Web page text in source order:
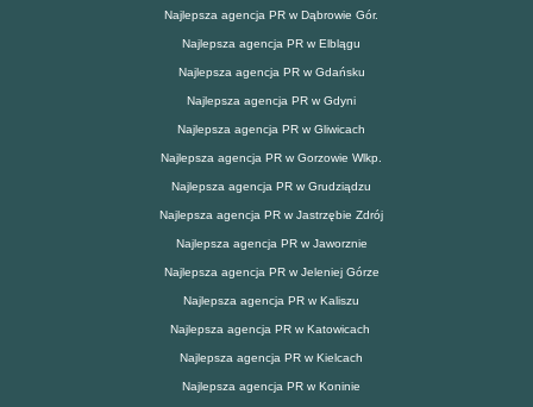
Najlepsza agencja PR w Dąbrowie Gór.
Najlepsza agencja PR w Elblągu
Najlepsza agencja PR w Gdańsku
Najlepsza agencja PR w Gdyni
Najlepsza agencja PR w Gliwicach
Najlepsza agencja PR w Gorzowie Wlkp.
Najlepsza agencja PR w Grudziądzu
Najlepsza agencja PR w Jastrzębie Zdrój
Najlepsza agencja PR w Jaworznie
Najlepsza agencja PR w Jeleniej Górze
Najlepsza agencja PR w Kaliszu
Najlepsza agencja PR w Katowicach
Najlepsza agencja PR w Kielcach
Najlepsza agencja PR w Koninie